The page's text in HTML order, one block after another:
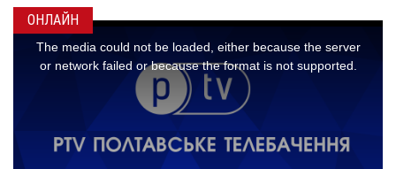
ОНЛАЙН